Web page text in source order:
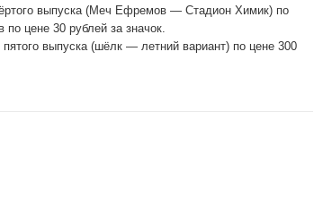
выпуска (Меч Ефремов — Стадион Химик) по
цене 30 рублей за значок.
выпуска (шёлк — летний вариант) по цене 300